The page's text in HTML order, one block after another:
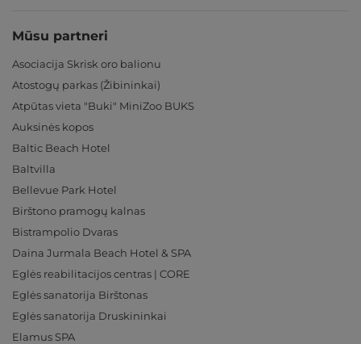
Mūsu partneri
Asociacija Skrisk oro balionu
Atostogų parkas (Žibininkai)
Atpūtas vieta "Buki" MiniZoo BUKS
Auksinės kopos
Baltic Beach Hotel
Baltvilla
Bellevue Park Hotel
Birštono pramogų kalnas
Bistrampolio Dvaras
Daina Jurmala Beach Hotel & SPA
Eglės reabilitacijos centras | CORE
Eglės sanatorija Birštonas
Eglės sanatorija Druskininkai
Elamus SPA